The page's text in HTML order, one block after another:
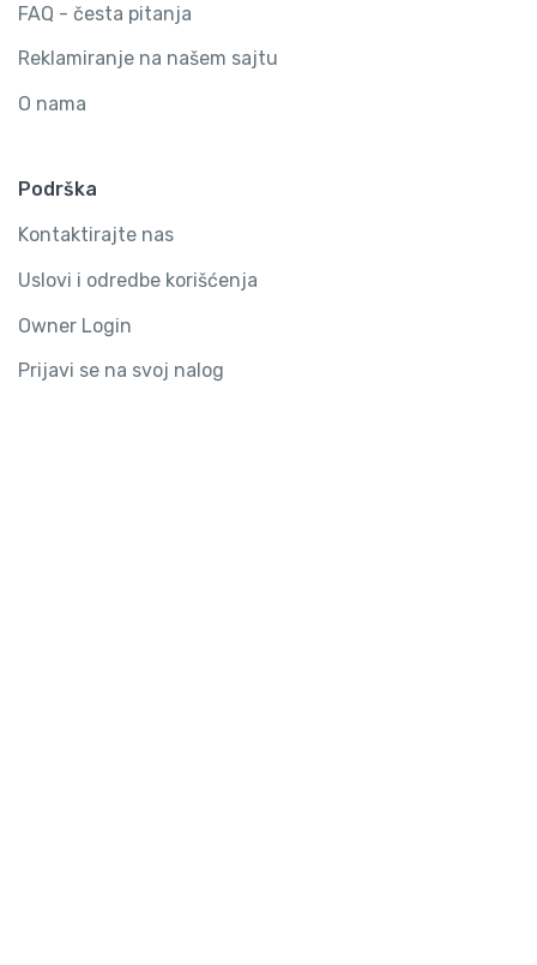
FAQ - česta pitanja
Reklamiranje na našem sajtu
O nama
Podrška
Kontaktirajte nas
Uslovi i odredbe korišćenja
Owner Login
Prijavi se na svoj nalog